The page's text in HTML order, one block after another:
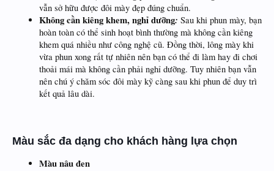
vẫn sở hữu được đôi mày đẹp đúng chuẩn.
Không cần kiêng khem, nghỉ dưỡng: Sau khi phun mày, bạn
hoàn toàn có thể sinh hoạt bình thường mà không cần kiêng
khem quá nhiều như công nghệ cũ. Đồng thời, lông mày khi
vừa phun xong rất tự nhiên nên bạn có thể đi làm hay đi chơi
thoải mái mà không cần phải nghỉ dưỡng. Tuy nhiên bạn vẫn
nên chú ý chăm sóc đôi mày kỹ càng sau khi phun để duy trì
kết quả lâu dài.
Màu sắc đa dạng cho khách hàng lựa chọn
Màu nâu đen